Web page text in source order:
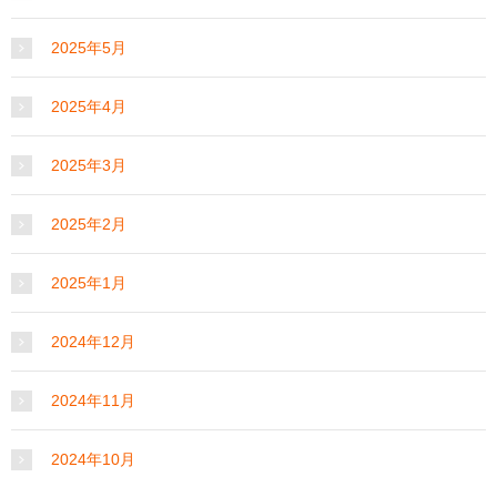
2025年5月
2025年4月
2025年3月
2025年2月
2025年1月
2024年12月
2024年11月
2024年10月